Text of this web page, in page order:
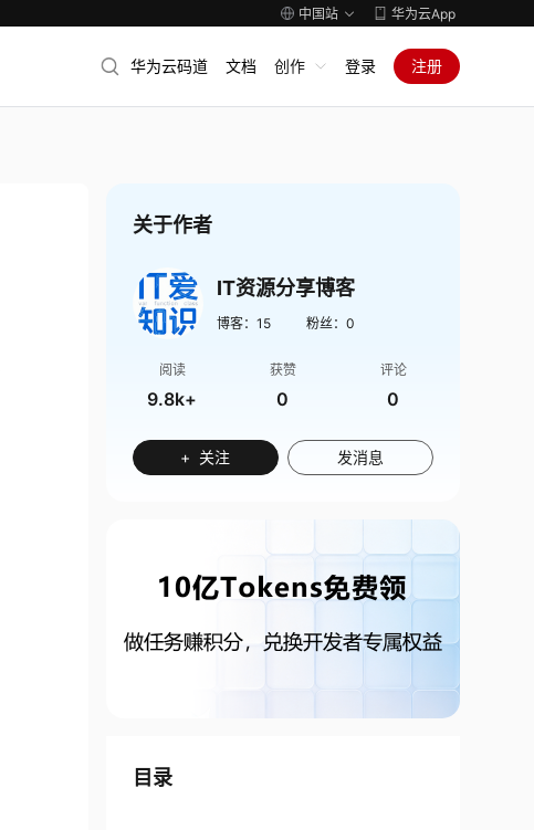
中国站 华为云App
华为云码道 文档 创作 登录 注册
关于作者
IT资源分享博客
博客： 15 粉丝： 0
阅读
9.8k+
获赞
0
评论
0
+ 关注 发消息
目录